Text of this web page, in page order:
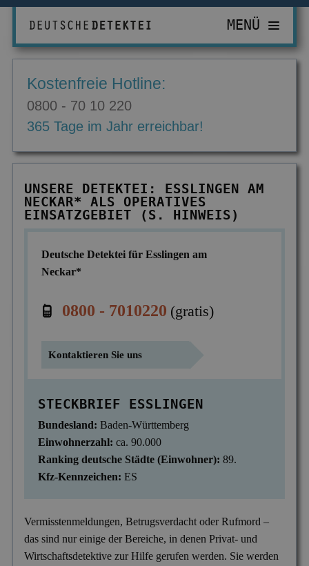
PRIVATDETEKTIV
Erbschaft & Erbanspruch
Erpressung & Entführung
Nachweis Eheähnlichkeit
Personen- & Zeugensuche
Sorgerecht & Vormundschaft
Vaterschaftstest
Verleumdung & Rufmord
Vermisstensuche
WIRTSCHAFTSDETEKTIV
ZUR ÜBERSICHT
Computerkriminalität
Diebstahl im Betrieb
Einkommensüberprüfung
Korruptionsbekämpfung
Objekt- & Personenschutz
Personalüberprüfung
Sabotage & Beschädigung
EINSATZGEBIETE
Hannover
Stuttgart
INFORMATIONEN
Aktuelles
Ausrüstung
Mitgliedschaften
MENÜ
Kostenfreie Hotline:
0800 - 70 10 220
365 Tage im Jahr erreichbar!
UNSERE DETEKTEI: ESSLINGEN AM
NECKAR* ALS OPERATIVES
EINSATZGEBIET (S. HINWEIS)
Deutsche Detektei für Esslingen am
Neckar*
0800 - 7010220 (gratis)
Kontaktieren Sie uns
STECKBRIEF ESSLINGEN
Bundesland: Baden-Württemberg
Einwohnerzahl: ca. 90.000
Ranking deutsche Städte (Einwohner): 89.
Kfz-Kennzeichen: ES
Vermisstenmeldungen, Betrugsverdacht oder Rufmord –
das sind nur einige der Bereiche, in denen Privat- und
Wirtschaftsdetektive zur Hilfe gerufen werden. Sie werden